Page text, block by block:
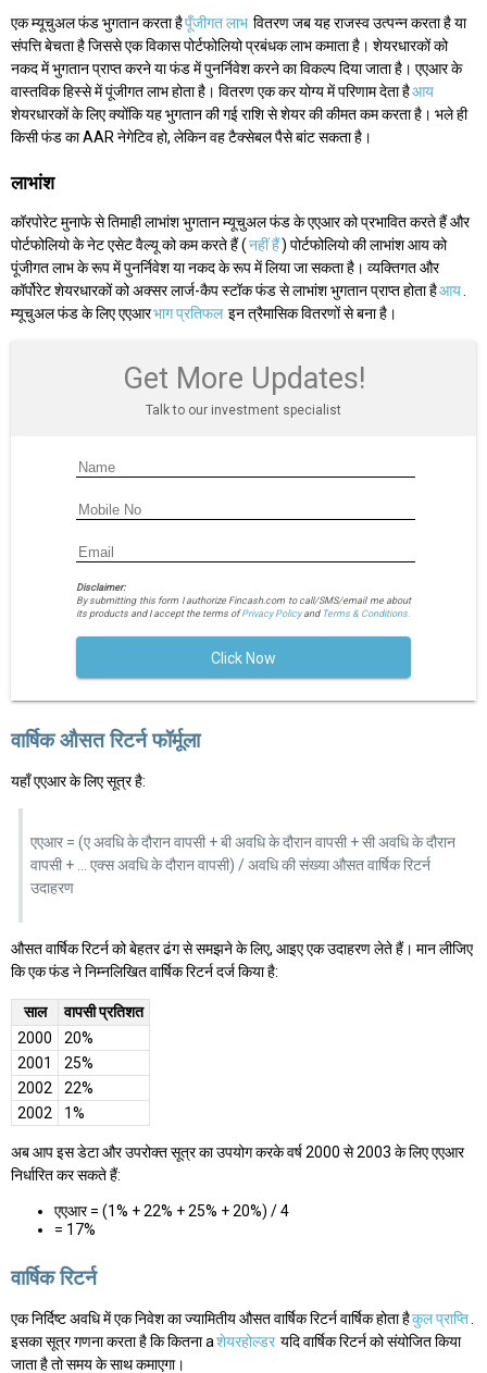
एक म्यूचुअल फंड भुगतान करता हैपूँजीगत लाभ वितरण जब यह राजस्व उत्पन्न करता है या
संपत्ति बेचता है जिससे एक विकास पोर्टफोलियो प्रबंधक लाभ कमाता है। शेयरधारकों को
नकद में भुगतान प्राप्त करने या फंड में पुनर्निवेश करने का विकल्प दिया जाता है। एएआर के
वास्तविक हिस्से में पूंजीगत लाभ होता है। वितरण एक कर योग्य में परिणाम देता हैआय
शेयरधारकों के लिए क्योंकि यह भुगतान की गई राशि से शेयर की कीमत कम करता है। भले ही
किसी फंड का AAR नेगेटिव हो, लेकिन वह टैक्सेबल पैसे बांट सकता है।
लाभांश
कॉरपोरेट मुनाफे से तिमाही लाभांश भुगतान म्यूचुअल फंड के एएआर को प्रभावित करते हैं और
पोर्टफोलियो के नेट एसेट वैल्यू को कम करते हैं (नहीं हैं) पोर्टफोलियो की लाभांश आय को
पूंजीगत लाभ के रूप में पुनर्निवेश या नकद के रूप में लिया जा सकता है। व्यक्तिगत और
कॉर्पोरेट शेयरधारकों को अक्सर लार्ज-कैप स्टॉक फंड से लाभांश भुगतान प्राप्त होता हैआय.
म्यूचुअल फंड के लिए एएआरभाग प्रतिफल इन त्रैमासिक वितरणों से बना है।
Get More Updates!
Talk to our investment specialist
Disclaimer:
By submitting this form I authorize Fincash.com to call/SMS/email me about
its products and I accept the terms ofPrivacy Policyand Terms & Conditions.
Click Now
वार्षिक औसत रिटर्न फॉर्मूला
यहाँ एएआर के लिए सूत्र है:
एएआर = (ए अवधि के दौरान वापसी + बी अवधि के दौरान वापसी + सी अवधि के दौरान
वापसी + ... एक्स अवधि के दौरान वापसी) / अवधि की संख्या औसत वार्षिक रिटर्न
उदाहरण
औसत वार्षिक रिटर्न को बेहतर ढंग से समझने के लिए, आइए एक उदाहरण लेते हैं। मान लीजिए
कि एक फंड ने निम्नलिखित वार्षिक रिटर्न दर्ज किया है:
साल
वापसी प्रतिशत
2000
20%
2001
25%
2002
22%
2002
1%
अब आप इस डेटा और उपरोक्त सूत्र का उपयोग करके वर्ष 2000 से 2003 के लिए एएआर
निर्धारित कर सकते हैं:
एएआर = (1% + 22% + 25% + 20%) / 4
= 17%
वार्षिक रिटर्न
एक निर्दिष्ट अवधि में एक निवेश का ज्यामितीय औसत वार्षिक रिटर्न वार्षिक होता हैकुल प्राप्ति
इसका सूत्र गणना करता है कि कितना aशेयरहोल्डर यदि वार्षिक रिटर्न को संयोजित किया
जाता है तो समय के साथ कमाएगा।